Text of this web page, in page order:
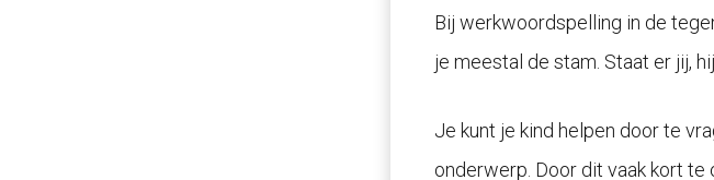
Bij werkwoordspelling in de
je meestal de stam. Staat er jij,
Je kunt je kind helpen door te
onderwerp. Door dit vaak kort